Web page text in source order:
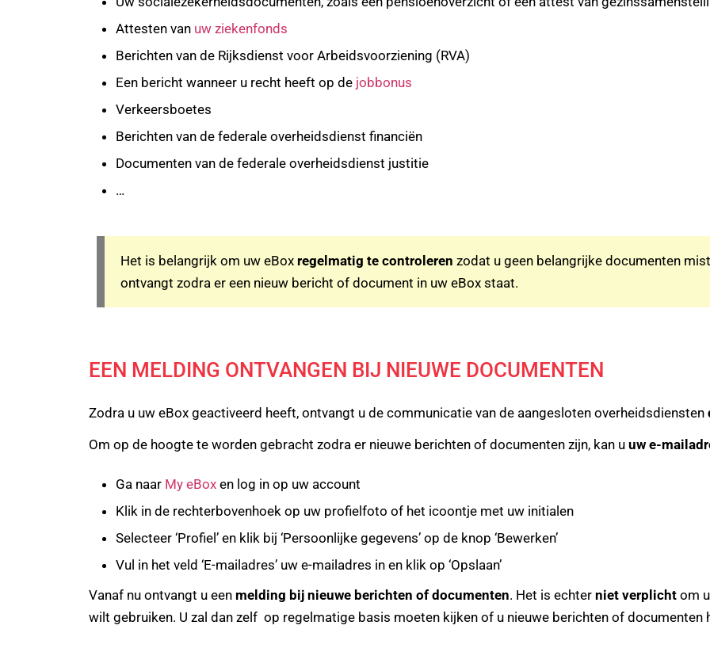
Attesten van uw ziekenfonds
Berichten van de Rijksdienst voor Arbeidsvoorziening (RVA)
Een bericht wanneer u recht heeft op de jobbonus
Verkeersboetes
Berichten van de federale overheidsdienst financiën
Documenten van de federale overheidsdienst justitie
…
Het is belangrijk om uw eBox regelmatig te controleren zodat u geen belangrijke documenten
ontvangt zodra er een nieuw bericht of document in uw eBox staat.
EEN MELDING ONTVANGEN BIJ NIEUWE DOCUMENTEN
Zodra u uw eBox geactiveerd heeft, ontvangt u de communicatie van de aangesloten overheidsdiensten
Om op de hoogte te worden gebracht zodra er nieuwe berichten of documenten zijn, kan u uw e-
Ga naar My eBox en log in op uw account
Klik in de rechterbovenhoek op uw profielfoto of het icoontje met uw initialen
Selecteer ‘Profiel’ en klik bij ‘Persoonlijke gegevens’ op de knop ‘Bewerken’
Vul in het veld ‘E-mailadres’ uw e-mailadres in en klik op ‘Opslaan’
Vanaf nu ontvangt u een melding bij nieuwe berichten of documenten. Het is echter niet verplicht om
wilt gebruiken. U zal dan zelf op regelmatige basis moeten kijken of u nieuwe berichten of documenten